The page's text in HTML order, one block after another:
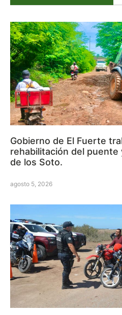
Gobierno de El Fuerte
rehabilitación del
de los Soto.
agosto 5, 2026